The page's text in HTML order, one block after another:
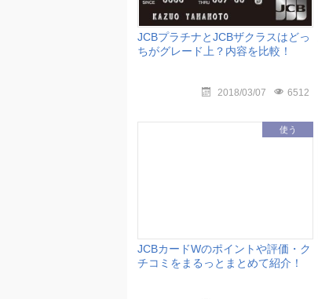
JCBプラチナとJCBザクラスはどっ
ちがグレード上？内容を比較！
2018/03/07 6512
使う
JCBカードWのポイントや評価・ク
チコミをまるっとまとめて紹介！